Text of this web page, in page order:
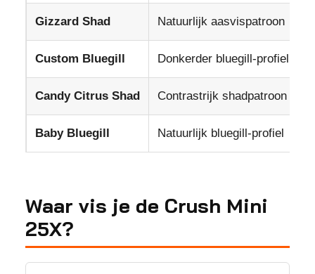
Gizzard Shad Natuurlijk aasvispatroon
Custom Bluegill Donkerder bluegill-profiel
Candy Citrus Shad Contrastrijk shadpatroon
Baby Bluegill Natuurlijk bluegill-profiel
Waar vis je de Crush Mini
25X?